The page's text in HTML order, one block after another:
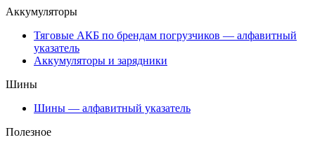
Аккумуляторы
Тяговые АКБ по брендам погрузчиков — алфавитный
указатель
Аккумуляторы и зарядники
Шины
Шины — алфавитный указатель
Полезное